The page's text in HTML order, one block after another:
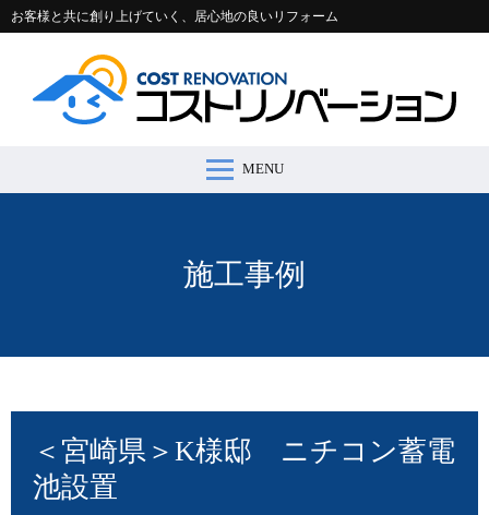
お客様と共に創り上げていく、居心地の良いリフォーム
MENU
施工事例
＜宮崎県＞K様邸 ニチコン蓄電
池設置